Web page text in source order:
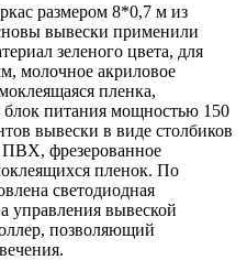
размером 8*0,7 м из
вывески применили
зеленого цвета, для
молочное акриловое
пленка,
питания мощностью 150
вывески в виде столбиков
ПВХ, фрезерованное
пленок. По
светодиодная
управления вывеской
позволяющий